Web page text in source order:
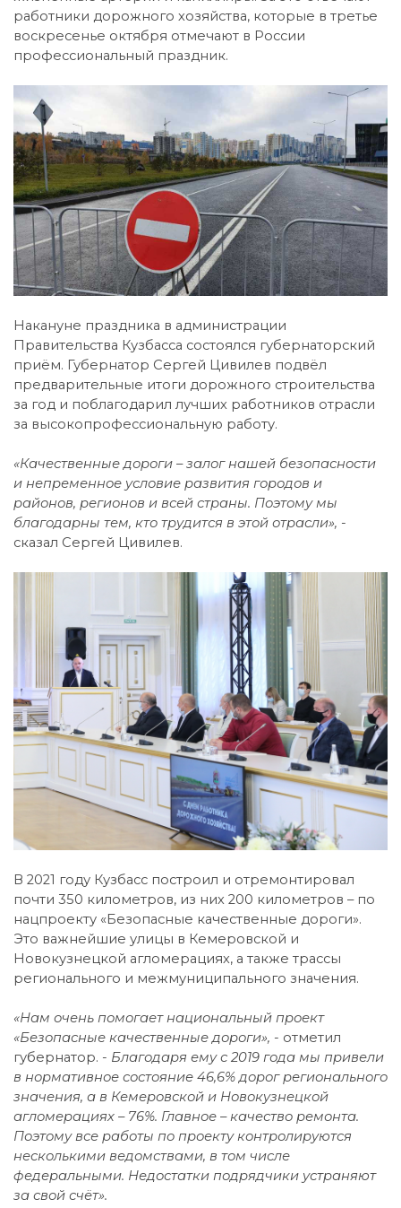
работники дорожного хозяйства, которые в третье
воскресенье октября отмечают в России
профессиональный праздник.
Накануне праздника в администрации
Правительства Кузбасса состоялся губернаторский
приём. Губернатор Сергей Цивилев подвёл
предварительные итоги дорожного строительства
за год и поблагодарил лучших работников отрасли
за высокопрофессиональную работу.
«Качественные дороги – залог нашей безопасности
и непременное условие развития городов и
районов, регионов и всей страны. Поэтому мы
благодарны тем, кто трудится в этой отрасли», -
сказал Сергей Цивилев.
В 2021 году Кузбасс построил и отремонтировал
почти 350 километров, из них 200 километров – по
нацпроекту «Безопасные качественные дороги».
Это важнейшие улицы в Кемеровской и
Новокузнецкой агломерациях, а также трассы
регионального и межмуниципального значения.
«Нам очень помогает национальный проект
«Безопасные качественные дороги», - отметил
губернатор. - Благодаря ему с 2019 года мы привели
в нормативное состояние 46,6% дорог регионального
значения, а в Кемеровской и Новокузнецкой
агломерациях – 76%. Главное – качество ремонта.
Поэтому все работы по проекту контролируются
несколькими ведомствами, в том числе
федеральными. Недостатки подрядчики устраняют
за свой счёт».